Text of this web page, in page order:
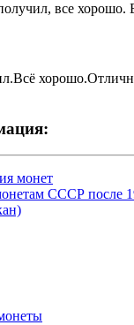
все хорошо.
монет
СССР после